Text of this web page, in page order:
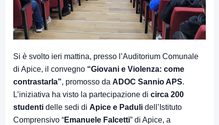
Si è svolto ieri mattina, presso l’Auditorium Comunale
di Apice, il convegno “Giovani e Violenza: come
contrastarla”, promosso da ADOC Sannio APS.
L’iniziativa ha visto la partecipazione di circa 200
studenti delle sedi di Apice e Paduli dell’Istituto
Comprensivo “Emanuele Falcetti” di Apice, a